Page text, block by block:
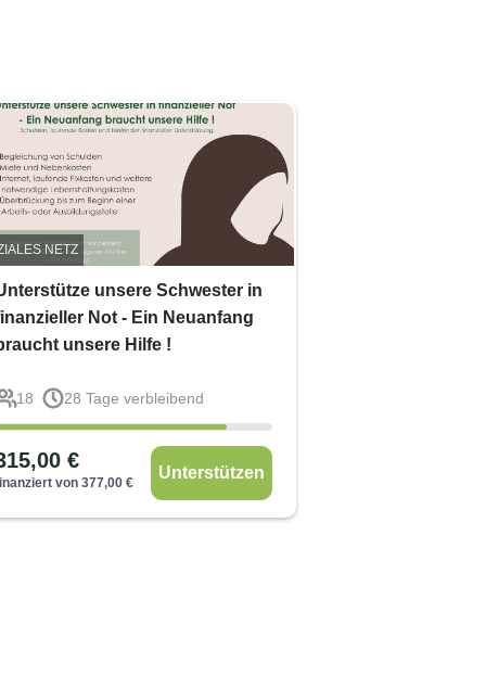
NETZ
unsere Schwester in
Not - Ein Neuanfang
unsere Hilfe !
18 28 Tage verbleibend
€
von 377,00€
Unterstützen